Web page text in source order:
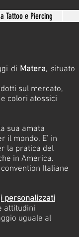
Tattoo e Piercing
di Matera, situato
sul mercato,
colori atossici
sua amata
il mondo. E’ in
la pratica del
in America.
Italiane
personalizzati
attitudini
uguale al